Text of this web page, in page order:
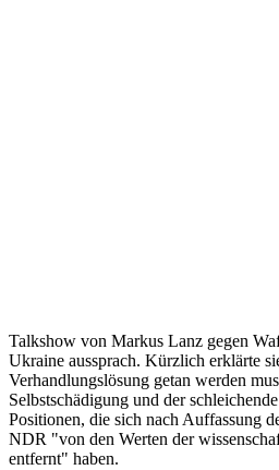
Talkshow von Markus Lanz gegen
Ukraine aussprach. Kürzlich erklärte
Verhandlungslösung getan werden
Selbstschädigung und der
Positionen, die sich nach Auffassung
NDR "von den Werten der
entfernt" haben.